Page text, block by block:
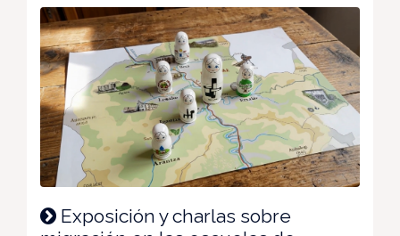
Exposición y charlas sobre